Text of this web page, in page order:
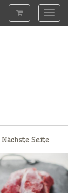
Nächste Seite